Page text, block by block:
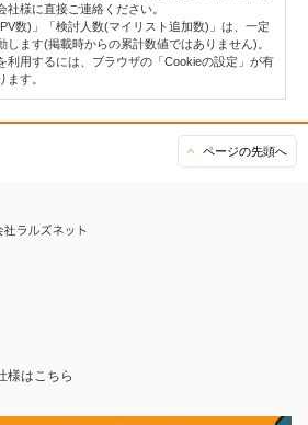
社様に直接ご連絡ください。
数)」「検討人数(マイリスト追加数)」は、一定
します(掲載時からの累計数値ではありません)。
用するには、ブラウザの「Cookieの設定」が有
ます。
ページの先頭へ
様はこちら